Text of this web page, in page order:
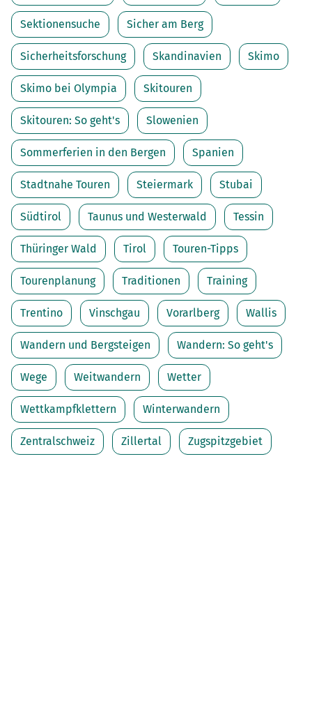
Sektionensuche Sicher am Berg
Sicherheitsforschung Skandinavien Skimo
Skimo bei Olympia Skitouren
Skitouren: So geht's Slowenien
Sommerferien in den Bergen Spanien
Stadtnahe Touren Steiermark Stubai
Südtirol Taunus und Westerwald Tessin
Thüringer Wald Tirol Touren-Tipps
Tourenplanung Traditionen Training
Trentino Vinschgau Vorarlberg Wallis
Wandern und Bergsteigen Wandern: So geht's
Wege Weitwandern Wetter
Wettkampfklettern Winterwandern
Zentralschweiz Zillertal Zugspitzgebiet